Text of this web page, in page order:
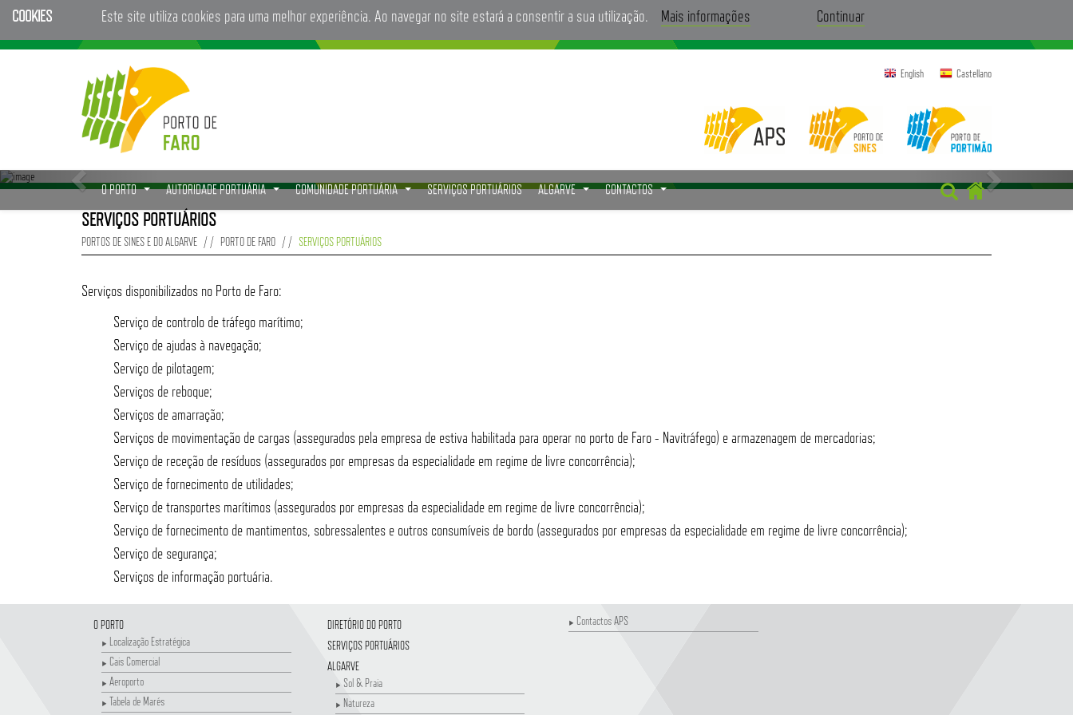
COOKIES Este site utiliza cookies para uma melhor experiência. Ao navegar no site estará a consentir a sua utilização. Mais informações Continuar
English Castellano
O PORTO AUTORIDADE PORTUÁRIA COMUNIDADE PORTUÁRIA SERVIÇOS PORTUÁRIOS ALGARVE CONTACTOS
SERVIÇOS PORTUÁRIOS
PORTOS DE SINES E DO ALGARVE PORTO DE FARO SERVIÇOS PORTUÁRIOS
Serviços disponibilizados no Porto de Faro:
Serviço de controlo de tráfego marítimo;
Serviço de ajudas à navegação;
Serviço de pilotagem;
Serviços de reboque;
Serviços de amarração;
Serviços de movimentação de cargas (assegurados pela empresa de estiva habilitada para operar no porto de Faro - Navitráfego) e armazenagem de mercadorias;
Serviço de receção de resíduos (assegurados por empresas da especialidade em regime de livre concorrência);
Serviço de fornecimento de utilidades;
Serviço de transportes marítimos (assegurados por empresas da especialidade em regime de livre concorrência);
Serviço de fornecimento de mantimentos, sobressalentes e outros consumíveis de bordo (assegurados por empresas da especialidade em regime de livre concorrência);
Serviço de segurança;
Serviços de informação portuária.
O PORTO
Localização Estratégica
Cais Comercial
Aeroporto
Tabela de Marés
DIRETÓRIO DO PORTO
SERVIÇOS PORTUÁRIOS
ALGARVE
Sol & Praia
Natureza
Contactos APS